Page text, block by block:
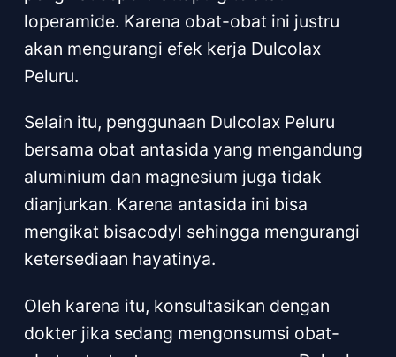
loperamide. Karena obat-obat ini justru
akan mengurangi efek kerja Dulcolax
Peluru.
Selain itu, penggunaan Dulcolax Peluru
bersama obat antasida yang mengandung
aluminium dan magnesium juga tidak
dianjurkan. Karena antasida ini bisa
mengikat bisacodyl sehingga mengurangi
ketersediaan hayatinya.
Oleh karena itu, konsultasikan dengan
dokter jika sedang mengonsumsi obat-